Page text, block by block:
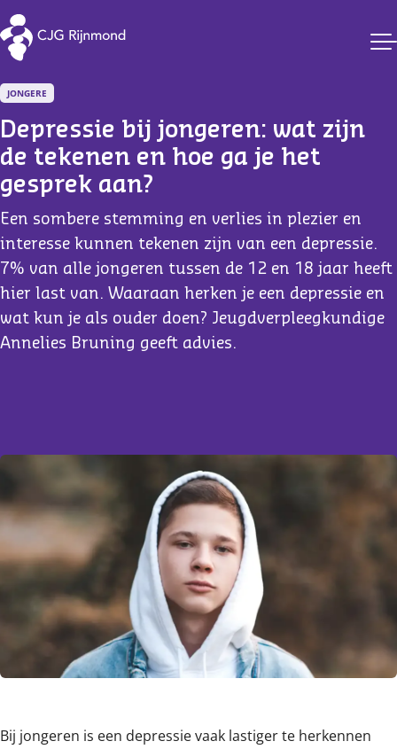
CJG Rijnmond
JONGERE
Depressie bij jongeren: wat zijn
de tekenen en hoe ga je het
gesprek aan?
Een sombere stemming en verlies in plezier en
interesse kunnen tekenen zijn van een depressie.
7% van alle jongeren tussen de 12 en 18 jaar heeft
hier last van. Waaraan herken je een depressie en
wat kun je als ouder doen? Jeugdverpleegkundige
Annelies Bruning geeft advies.
Bij jongeren is een depressie vaak lastiger te herkennen